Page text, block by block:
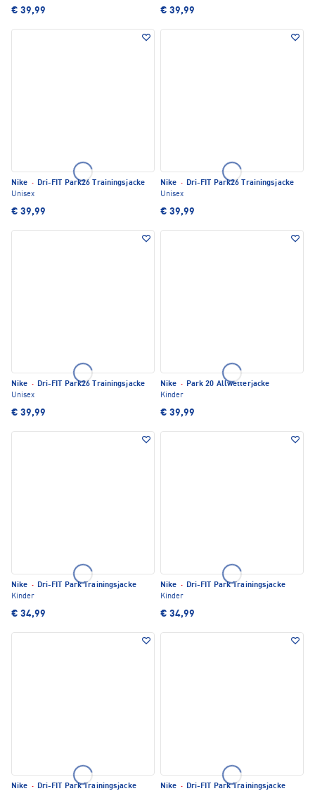
€ 39,99 € 39,99
Nike · Dri-FIT Park26 Trainingsjacke
Unisex
€ 39,99
Nike · Dri-FIT Park26 Trainingsjacke
Unisex
€ 39,99
Nike · Dri-FIT Park26 Trainingsjacke
Unisex
€ 39,99
Nike · Park 20 Allwetterjacke
Kinder
€ 39,99
Nike · Dri-FIT Park Trainingsjacke
Kinder
€ 34,99
Nike · Dri-FIT Park Trainingsjacke
Kinder
€ 34,99
Nike · Dri-FIT Park Trainingsjacke
Nike · Dri-FIT Park Trainingsjacke